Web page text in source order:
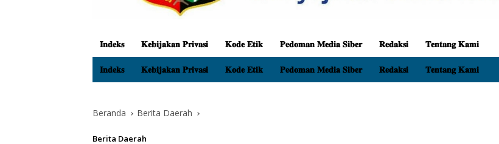
𝐈𝐧𝐝𝐞𝐤𝐬 𝐊𝐞𝐛𝐢𝐣𝐚𝐤𝐚𝐧 𝐏𝐫𝐢𝐯𝐚𝐬𝐢 𝐊𝐨𝐝𝐞 𝐄𝐭𝐢𝐤 𝐏𝐞𝐝𝐨𝐦𝐚𝐧 𝐌𝐞𝐝𝐢𝐚 𝐒𝐢𝐛𝐞𝐫 𝐑𝐞𝐝𝐚𝐤𝐬𝐢 𝐓𝐞𝐧𝐭𝐚𝐧𝐠 𝐊𝐚𝐦𝐢
𝐈𝐧𝐝𝐞𝐤𝐬 𝐊𝐞𝐛𝐢𝐣𝐚𝐤𝐚𝐧 𝐏𝐫𝐢𝐯𝐚𝐬𝐢 𝐊𝐨𝐝𝐞 𝐄𝐭𝐢𝐤 𝐏𝐞𝐝𝐨𝐦𝐚𝐧 𝐌𝐞𝐝𝐢𝐚 𝐒𝐢𝐛𝐞𝐫 𝐑𝐞𝐝𝐚𝐤𝐬𝐢 𝐓𝐞𝐧𝐭𝐚𝐧𝐠 𝐊𝐚𝐦𝐢
Beranda Berita Daerah
Berita Daerah